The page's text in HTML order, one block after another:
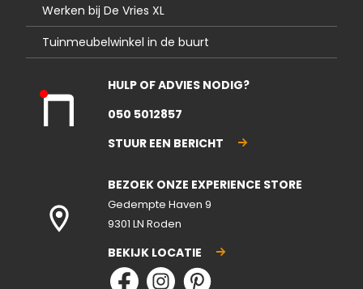
Werken bij De Vries XL
Tuinmeubelwinkel in de buurt
nte
ote
n
HULP OF ADVIES NODIG?
050 5012857
STUUR EEN BERICHT
BEZOEK ONZE EXPERIENCE STORE
Gedempte Haven 9
9301 LN Roden
BEKIJK LOCATIE